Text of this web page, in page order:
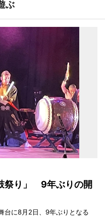
ぶ
祭り」 9年ぶりの開
台に8月2日、9年ぶりとなる